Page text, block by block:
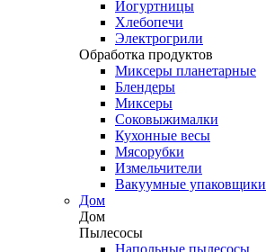
Йогуртницы
Хлебопечи
Электрогрили
Обработка продуктов
Миксеры планетарные
Блендеры
Миксеры
Соковыжималки
Кухонные весы
Мясорубки
Измельчители
Вакуумные упаковщики
Дом
Дом
Пылесосы
Напольные пылесосы